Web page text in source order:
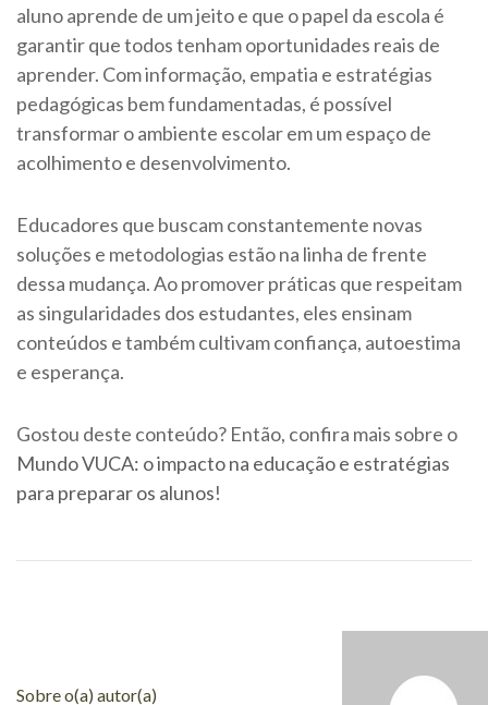
aluno aprende de um jeito e que o papel da escola é
garantir que todos tenham oportunidades reais de
aprender. Com informação, empatia e estratégias
pedagógicas bem fundamentadas, é possível
transformar o ambiente escolar em um espaço de
acolhimento e desenvolvimento.
Educadores que buscam constantemente novas
soluções e metodologias estão na linha de frente
dessa mudança. Ao promover práticas que respeitam
as singularidades dos estudantes, eles ensinam
conteúdos e também cultivam confiança, autoestima
e esperança.
Gostou deste conteúdo? Então, confira mais sobre o
Mundo VUCA: o impacto na educação e estratégias
para preparar os alunos!
Sobre o(a) autor(a)